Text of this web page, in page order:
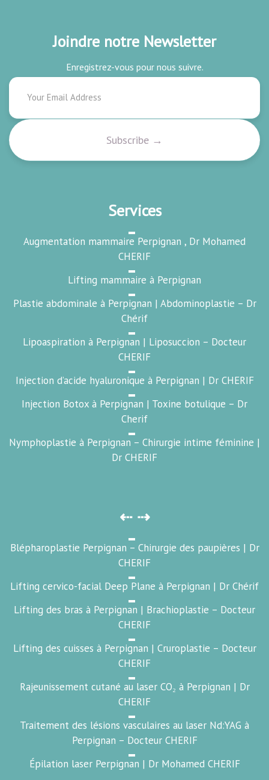
Joindre notre Newsletter
Enregistrez-vous pour nous suivre.
Services
Augmentation mammaire Perpignan , Dr Mohamed
CHERIF
Lifting mammaire à Perpignan
Plastie abdominale à Perpignan | Abdominoplastie – Dr
Chérif
Lipoaspiration à Perpignan | Liposuccion – Docteur
CHERIF
Injection d’acide hyaluronique à Perpignan | Dr CHERIF
Injection Botox à Perpignan | Toxine botulique – Dr
Cherif
Nymphoplastie à Perpignan – Chirurgie intime féminine |
Dr CHERIF
⇠ ⇢
Blépharoplastie Perpignan – Chirurgie des paupières | Dr
CHERIF
Lifting cervico-facial Deep Plane à Perpignan | Dr Chérif
Lifting des bras à Perpignan | Brachioplastie – Docteur
CHERIF
Lifting des cuisses à Perpignan | Cruroplastie – Docteur
CHERIF
Rajeunissement cutané au laser CO₂ à Perpignan | Dr
CHERIF
Traitement des lésions vasculaires au laser Nd:YAG à
Perpignan – Docteur CHERIF
Épilation laser Perpignan | Dr Mohamed CHERIF